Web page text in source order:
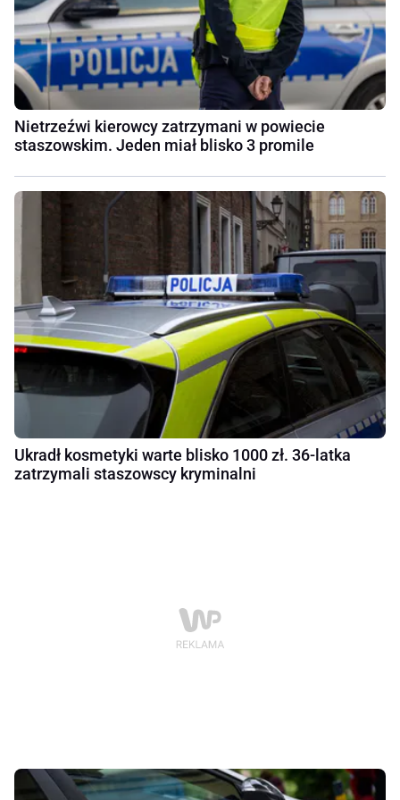
Nietrzeźwi kierowcy zatrzymani w powiecie
staszowskim. Jeden miał blisko 3 promile
Ukradł kosmetyki warte blisko 1000 zł. 36-latka
zatrzymali staszowscy kryminalni